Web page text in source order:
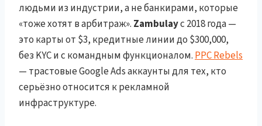
людьми из индустрии, а не банкирами, которые
«тоже хотят в арбитраж». Zambulayс 2018 года —
это карты от $3, кредитные линии до $300,000,
без KYC и с командным функционалом. PPC Rebels
— трастовые Google Ads аккаунты для тех, кто
серьёзно относится к рекламной
инфраструктуре.